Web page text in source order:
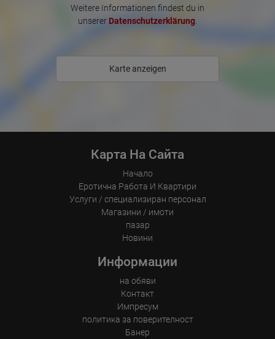
Weitere Informationen findest du in
unserer Datenschutzerklärung
Karte anzeigen
Карта На Сайта
Начало
Еротична Работа И Квартири
Услуги / специализиран персонал
Магазини / имоти
пазар
Новини
Информации
на обяви
Контакт
Импресум
политика за поверителност
Банер